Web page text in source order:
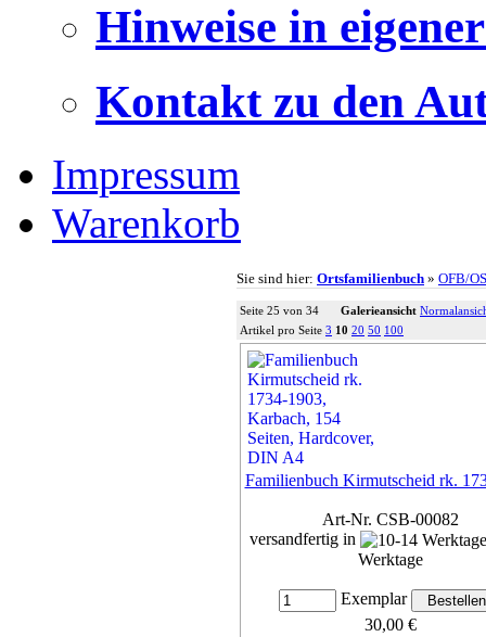
Hinweise in
Kontakt zu den
Impressum
Warenkorb
Sie sind hier: Ortsfamilienbuch » OFB/
Seite 25 von 34 Galerieansicht
Artikel pro Seite 3 10 20 50 100
Familienbuch Kirmutscheid rk.
Art-Nr. CSB-00082
versandfertig in
Werktage
Exemplar
30,00 €